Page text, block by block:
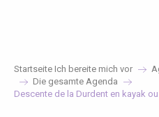
Startseite Ich bereite mich vor
Die gesamte Agenda
Descente de la Durdent en kayak